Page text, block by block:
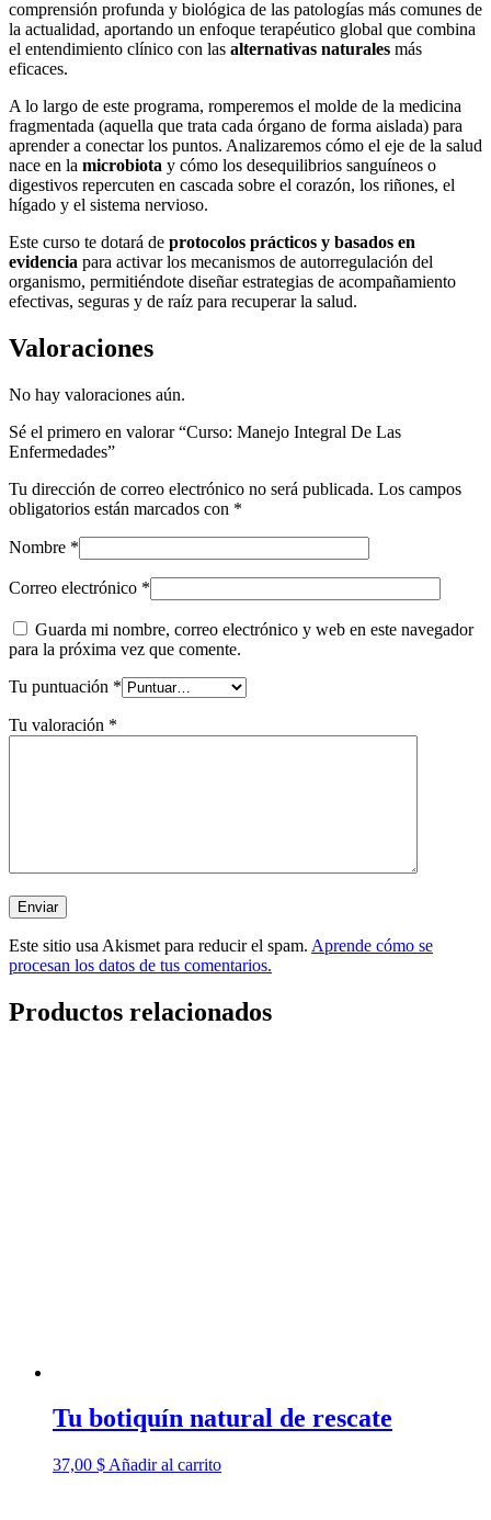
comprensión profunda y biológica de las patologías más comunes de
la actualidad, aportando un enfoque terapéutico global que combina
el entendimiento clínico con las alternativas naturales más
eficaces.
A lo largo de este programa, romperemos el molde de la medicina
fragmentada (aquella que trata cada órgano de forma aislada) para
aprender a conectar los puntos. Analizaremos cómo el eje de la salud
nace en la microbiota y cómo los desequilibrios sanguíneos o
digestivos repercuten en cascada sobre el corazón, los riñones, el
hígado y el sistema nervioso.
Este curso te dotará de protocolos prácticos y basados en
evidencia para activar los mecanismos de autorregulación del
organismo, permitiéndote diseñar estrategias de acompañamiento
efectivas, seguras y de raíz para recuperar la salud.
Valoraciones
No hay valoraciones aún.
Sé el primero en valorar “Curso: Manejo Integral De Las
Enfermedades”
Tu dirección de correo electrónico no será publicada. Los campos
obligatorios están marcados con *
Nombre *
Correo electrónico *
Guarda mi nombre, correo electrónico y web en este navegador
para la próxima vez que comente.
Tu puntuación *
Tu valoración *
Este sitio usa Akismet para reducir el spam. Aprende cómo se
procesan los datos de tus comentarios.
Productos relacionados
Tu botiquín natural de rescate
37,00 $ Añadir al carrito